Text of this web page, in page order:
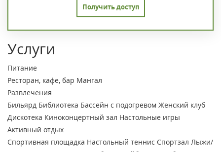
Получить доступ
Услуги
Питание
Ресторан, кафе, бар Мангал
Развлечения
Бильярд Библиотека Бассейн с подогревом Женский клуб
Дискотека Киноконцертный зал Настольные игры
Активный отдых
Спортивная площадка Настольный теннис Спортзал Лыжи/